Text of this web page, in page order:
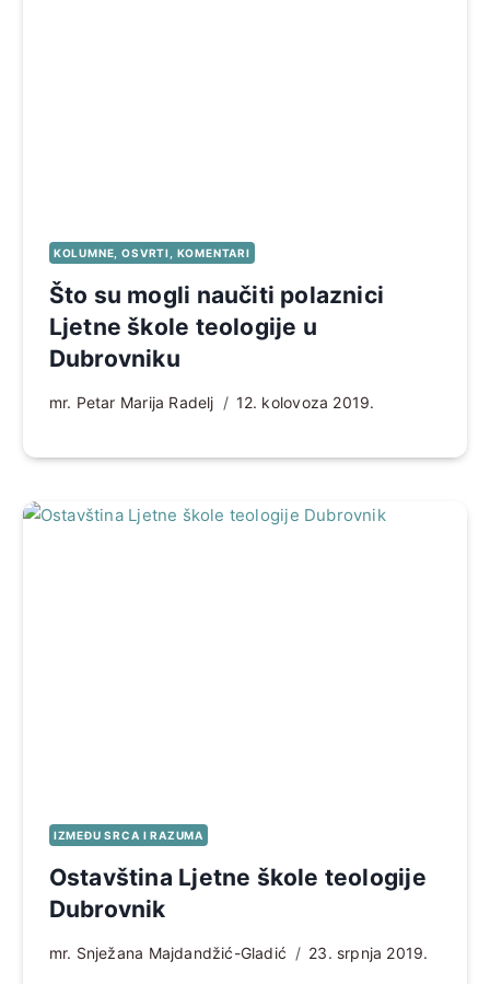
KOLUMNE, OSVRTI, KOMENTARI
Što su mogli naučiti polaznici
Ljetne škole teologije u
Dubrovniku
mr. Petar Marija Radelj 12. kolovoza 2019.
IZMEĐU SRCA I RAZUMA
Ostavština Ljetne škole teologije
Dubrovnik
mr. Snježana Majdandžić-Gladić 23. srpnja 2019.